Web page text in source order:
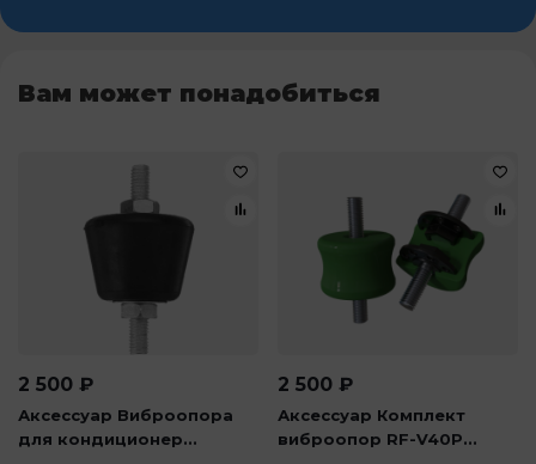
Вам может понадобиться
2 500 ₽
Аксессуар Виброопора
для кондиционер...
2 500 ₽
Аксессуар Комплект
виброопор RF-V40P...